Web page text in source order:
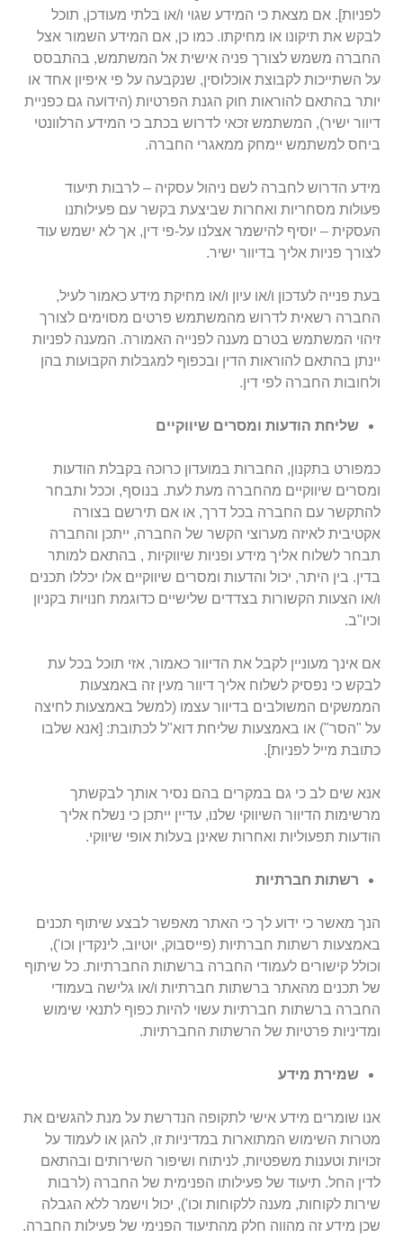
לפניות]. אם מצאת כי המידע שגוי ו/או בלתי מעודכן, תוכל
לבקש את תיקונו או מחיקתו. כמו כן, אם המידע השמור אצל
החברה משמש לצורך פניה אישית אל המשתמש, בהתבסס
על השתייכות לקבוצת אוכלוסין, שנקבעה על פי איפיון אחד או
יותר בהתאם להוראות חוק הגנת הפרטיות (הידועה גם כפניית
דיוור ישיר), המשתמש זכאי לדרוש בכתב כי המידע הרלוונטי
ביחס למשתמש יימחק ממאגרי החברה.
מידע הדרוש לחברה לשם ניהול עסקיה – לרבות תיעוד
פעולות מסחריות ואחרות שביצעת בקשר עם פעילותנו
העסקית – יוסיף להישמר אצלנו על-פי דין, אך לא ישמש עוד
לצורך פניות אליך בדיוור ישיר.
בעת פנייה לעדכון ו/או עיון ו/או מחיקת מידע כאמור לעיל,
החברה רשאית לדרוש מהמשתמש פרטים מסוימים לצורך
זיהוי המשתמש בטרם מענה לפנייה האמורה. המענה לפניות
יינתן בהתאם להוראות הדין ובכפוף למגבלות הקבועות בהן
ולחובות החברה לפי דין.
שליחת הודעות ומסרים שיווקיים
כמפורט בתקנון, החברות במועדון כרוכה בקבלת הודעות
ומסרים שיווקיים מהחברה מעת לעת. בנוסף, וככל ותבחר
להתקשר עם החברה בכל דרך, או אם תירשם בצורה
אקטיבית לאיזה מערוצי הקשר של החברה, ייתכן והחברה
תבחר לשלוח אליך מידע ופניות שיווקיות , בהתאם למותר
בדין. בין היתר, יכול והדעות ומסרים שיווקיים אלו יכללו תכנים
ו/או הצעות הקשורות בצדדים שלישיים כדוגמת חנויות בקניון
וכיו"ב.
אם אינך מעוניין לקבל את הדיוור כאמור, אזי תוכל בכל עת
לבקש כי נפסיק לשלוח אליך דיוור מעין זה באמצעות
הממשקים המשולבים בדיוור עצמו (למשל באמצעות לחיצה
על "הסר") או באמצעות שליחת דוא"ל לכתובת: [אנא שלבו
כתובת מייל לפניות].
אנא שים לב כי גם במקרים בהם נסיר אותך לבקשתך
מרשימות הדיוור השיווקי שלנו, עדיין ייתכן כי נשלח אליך
הודעות תפעוליות ואחרות שאינן בעלות אופי שיווקי.
רשתות חברתיות
הנך מאשר כי ידוע לך כי האתר מאפשר לבצע שיתוף תכנים
באמצעות רשתות חברתיות (פייסבוק, יוטיוב, לינקדין וכו'),
וכולל קישורים לעמודי החברה ברשתות החברתיות. כל שיתוף
של תכנים מהאתר ברשתות חברתיות ו/או גלישה בעמודי
החברה ברשתות חברתיות עשוי להיות כפוף לתנאי שימוש
ומדיניות פרטיות של הרשתות החברתיות.
שמירת מידע
אנו שומרים מידע אישי לתקופה הנדרשת על מנת להגשים את
מטרות השימוש המתוארות במדיניות זו, להגן או לעמוד על
זכויות וטענות משפטיות, לניתוח ושיפור השירותים ובהתאם
לדין החל. תיעוד של פעילותו הפנימית של החברה (לרבות
שירות לקוחות, מענה ללקוחות וכו'), יכול וישמר ללא הגבלה
שכן מידע זה מהווה חלק מהתיעוד הפנימי של פעילות החברה.